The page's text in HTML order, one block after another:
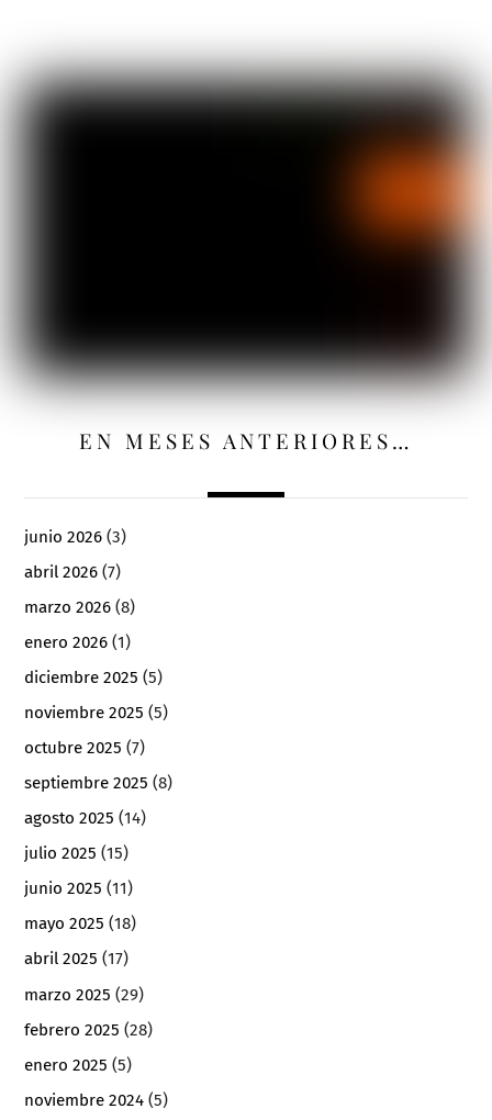
EN MESES ANTERIORES…
junio 2026 (3)
abril 2026 (7)
marzo 2026 (8)
enero 2026 (1)
diciembre 2025 (5)
noviembre 2025 (5)
octubre 2025 (7)
septiembre 2025 (8)
agosto 2025 (14)
julio 2025 (15)
junio 2025 (11)
mayo 2025 (18)
abril 2025 (17)
marzo 2025 (29)
febrero 2025 (28)
enero 2025 (5)
noviembre 2024 (5)